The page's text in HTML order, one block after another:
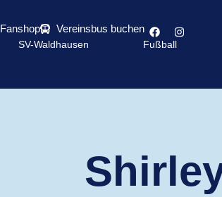
Fanshop Vereinsbus buchen
SV-Waldhausen Fußball